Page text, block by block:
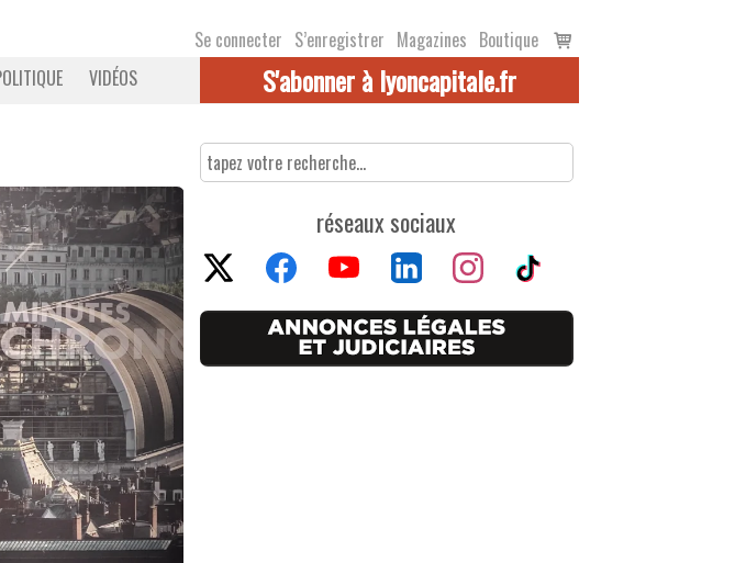
Se connecter S’enregistrer Magazines Boutique
Voir
le
VIDÉOS S'abonner à lyoncapitale.fr
réseaux sociaux